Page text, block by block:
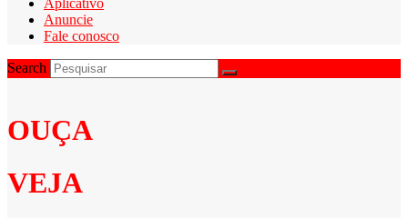
Anuncie
Fale conosco
Search
OUÇA
VEJA